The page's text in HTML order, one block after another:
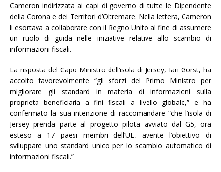
Cameron indirizzata ai capi di governo di tutte le Dipendente
della Corona e dei Territori d’Oltremare. Nella lettera, Cameron
li esortava a collaborare con il Regno Unito al fine di assumere
un ruolo di guida nelle iniziative relative allo scambio di
informazioni fiscali.
La risposta del Capo Ministro dell’isola di Jersey, Ian Gorst, ha
accolto favorevolmente “gli sforzi del Primo Ministro per
migliorare gli standard in materia di informazioni sulla
proprietà beneficiaria a fini fiscali a livello globale,” e ha
confermato la sua intenzione di raccomandare “che l’isola di
Jersey prenda parte al progetto pilota avviato dal G5, ora
esteso a 17 paesi membri dell’UE, avente l’obiettivo di
sviluppare uno standard unico per lo scambio automatico di
informazioni fiscali.”